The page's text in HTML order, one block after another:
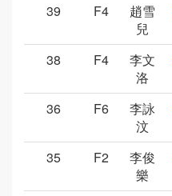
39
F4
趙雪
兒
38 F4
李文
洛
36 F6
李詠
汶
35 F2
李俊
樂